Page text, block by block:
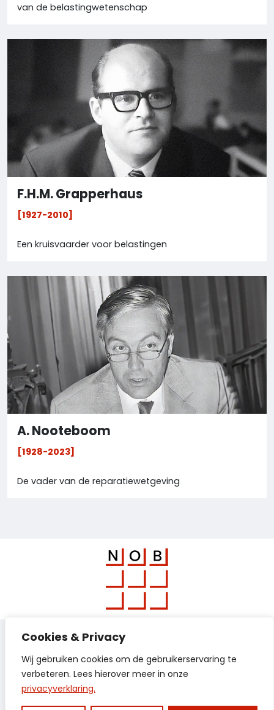
Cookies & Privacy
Wij gebruiken cookies om de gebruikerservaring te
verbeteren. Lees hierover meer in onze
privacyverklaring.
van de belastingwetenschap
F.H.M. Grapperhaus
[1927-2010]
Een kruisvaarder voor belastingen
A. Nooteboom
[1928-2023]
De vader van de reparatiewetgeving
Lustrum Magazine 2024
De Nederlandse Orde van Belastingadviseurs